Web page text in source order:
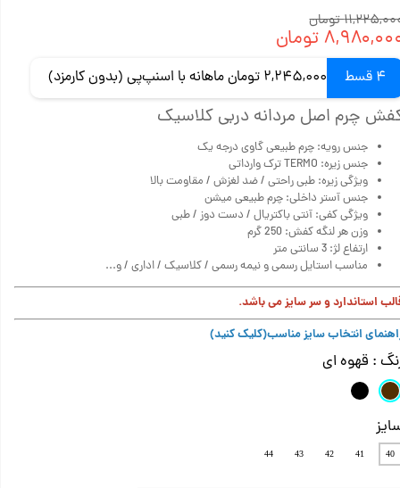
تومان
تومان
4 قسط 2,245,000 تومان ماهانه با اسنپ‌پی (بدون کارمزد)
چرم اصل مردانه دربی کلاسیک
جنس رویه: چرم طبیعی گاوی درجه یک
جنس زیره: TERMO ترک وارداتی
ویژگی زیره: طبی راحتی / ضد لغزش / مقاومت بالا
جنس آستر داخلی: چرم طبیعی میشن
ویژگی کفی: آنتی باکتریال / دست دوز / طبی
وزن هر لنگه کفش: 250 گرم
ارتفاع لژ: 3 سانتی متر
مناسب استایل رسمی و نیمه رسمی / کلاسیک / اداری / و...
استاندارد و سر سایز می باشد.
انتخاب سایز مناسب(کلیک کنید)
: قهوه ای
40
41
42
43
44